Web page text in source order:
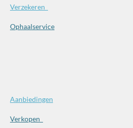
Verzekeren
Ophaalservice
Aanbiedingen
Verkopen